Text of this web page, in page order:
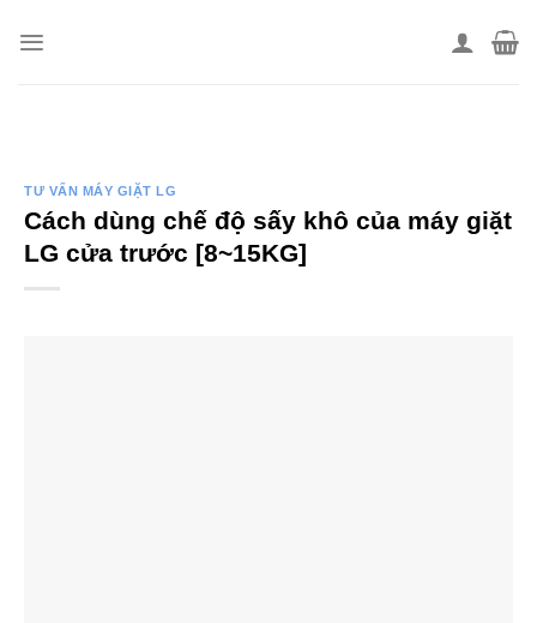
TƯ VẤN MÁY GIẶT LG
Cách dùng chế độ sấy khô của máy giặt
LG cửa trước [8~15KG]